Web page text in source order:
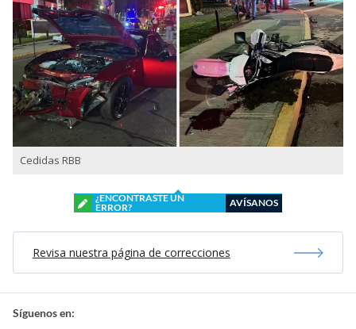
Cedidas RBB
¿ENCONTRASTE UN
ERROR?
AVÍSANOS
Revisa nuestra página de correcciones
Síguenos en: